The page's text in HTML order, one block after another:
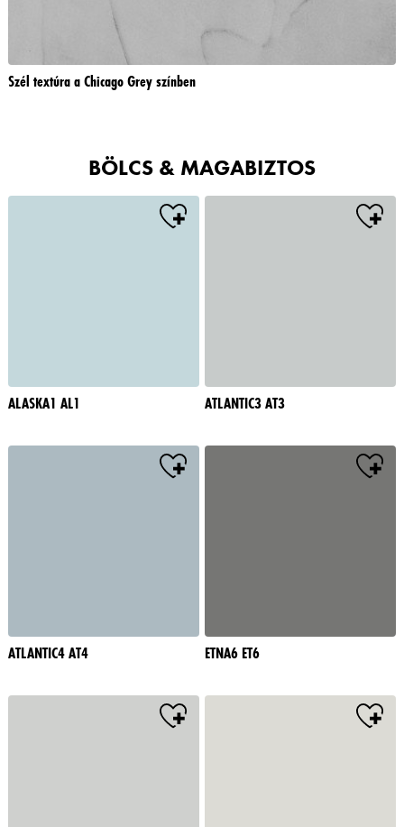
Szél textúra a Chicago Grey színben
BÖLCS & MAGABIZTOS
ALASKA1 AL1 ATLANTIC3 AT3
ATLANTIC4 AT4 ETNA6 ET6